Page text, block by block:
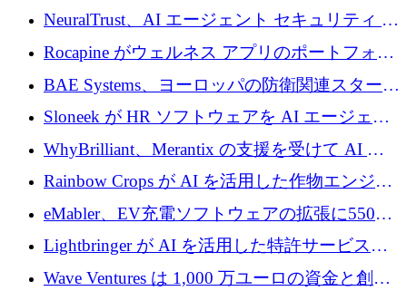
ームを拡張するためにシリーズ A で 1,250 万
ドルを確保
NeuralTrust、AI エージェント セキュリティ プ
ラットフォームの拡張に 2,000 万ドルを調達
Rocapine がウェルネス アプリのポートフォリ
オを拡大するためにシリーズ A で 1,300 万ド
ルを調達
BAE Systems、ヨーロッパの防衛関連スタート
アップの規模拡大を支援するために 5,000 万
ユーロの支援を開始
Sloneek が HR ソフトウェアを AI エージェン
トに変えるために 600 万ドルを調達
WhyBrilliant、Merantix の支援を受けて AI 求
人マッチングを拡大するために 100 万ユーロ
Rainbow Crops が AI を活用した作物エンジニ
アリングを拡張するために 970 万ユーロを調
eMabler、EV充電ソフトウェアの拡張に550万
ユーロを確保
Lightbringer が AI を活用した特許サービスを
拡大するために 1,000 万ドルを調達
Wave Ventures は 1,000 万ユーロの資金と創設